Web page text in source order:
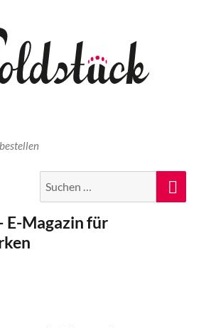
nach:
E-Magazin für